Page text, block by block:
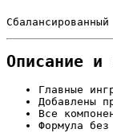
Описание и
Главные
Добавлены
Все
Формула